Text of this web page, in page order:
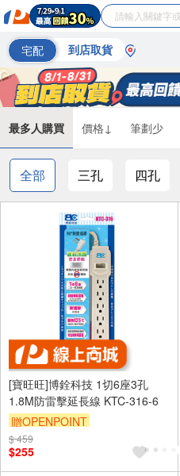
宅配 到店取貨
最多人購買 價格↓ 筆劃少
全部 三孔 四孔
[寶旺旺]博銓科技 1切6座3孔
1.8M防雷擊延長線 KTC-316-6
贈OPENPOINT
$ 459
$255